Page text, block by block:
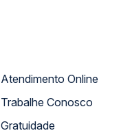
Atendimento Online
Trabalhe Conosco
Gratuidade